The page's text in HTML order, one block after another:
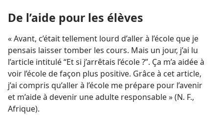
De l’aide pour les élèves
« Avant, c’était tellement lourd d’aller à l’école que je
pensais laisser tomber les cours. Mais un jour, j’ai lu
l’article intitulé “Et si j’arrêtais l’école ?”. Ça m’a aidée à
voir l’école de façon plus positive. Grâce à cet article,
j’ai compris qu’aller à l’école me prépare pour l’avenir
et m’aide à devenir une adulte responsable » (N. F.,
Afrique).